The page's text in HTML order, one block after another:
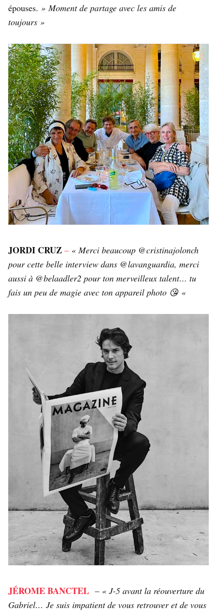
épouses. » Moment de partage avec les amis de
toujours »
JORDI CRUZ – « Merci beaucoup @cristinajolonch
pour cette belle interview dans @lavanguardia, merci
aussi à @belaadler2 pour ton merveilleux talent… tu
fais un peu de magie avec ton appareil photo 😘 «
JÉROME BANCTEL – « J-5 avant la réouverture du
Gabriel… Je suis impatient de vous retrouver et de vous